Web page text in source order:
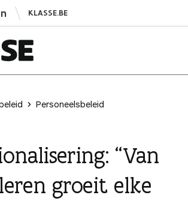
KLASSE.BE
Personeelsbeleid
“Van
groeit elke